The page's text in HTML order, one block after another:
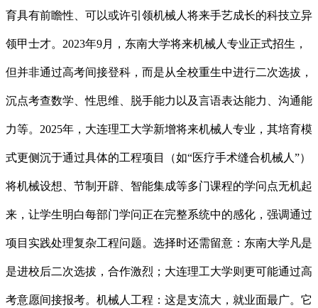
育具有前瞻性、可以或许引领机械人将来手艺成长的科技立异
领甲士才。2023年9月，东南大学将来机械人专业正式招生，
但并非通过高考间接登科，而是从全校重生中进行二次选拔，
沉点考查数学、性思维、脱手能力以及言语表达能力、沟通能
力等。2025年，大连理工大学新增将来机械人专业，其培育模
式更侧沉于通过具体的工程项目（如“医疗手术缝合机械人”）
将机械设想、节制开辟、智能集成等多门课程的学问点无机起
来，让学生明白每部门学问正在完整系统中的感化，强调通过
项目实践处理复杂工程问题。选择时还需留意：东南大学凡是
是进校后二次选拔，合作激烈；大连理工大学则更可能通过高
考意愿间接报考。机械人工程：这是支流大，就业面最广。它